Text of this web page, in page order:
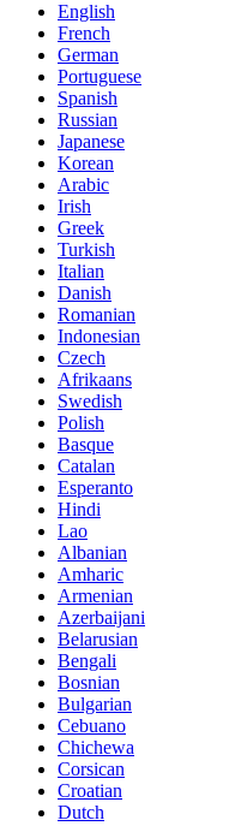
English
French
German
Portuguese
Spanish
Russian
Japanese
Korean
Arabic
Irish
Greek
Turkish
Italian
Danish
Romanian
Indonesian
Czech
Afrikaans
Swedish
Polish
Basque
Catalan
Esperanto
Hindi
Lao
Albanian
Amharic
Armenian
Azerbaijani
Belarusian
Bengali
Bosnian
Bulgarian
Cebuano
Chichewa
Corsican
Croatian
Dutch